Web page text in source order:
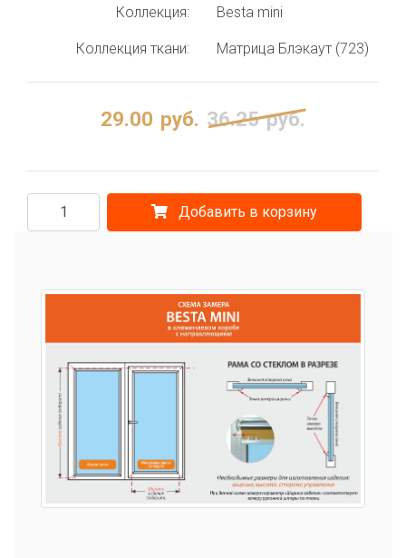
Коллекция: Besta mini
Коллекция ткани: Матрица Блэкаут (723)
29.00 руб. 36.25 руб.
Добавить в корзину